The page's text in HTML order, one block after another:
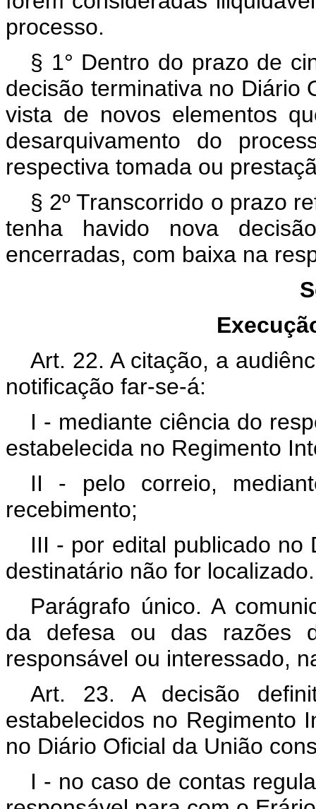
processo.
§ 1° Dentro do prazo de
decisão terminativa no Diário
vista de novos elementos
desarquivamento do
respectiva tomada ou
§ 2º Transcorrido o prazo
tenha havido nova
encerradas, com baixa na
Art. 22. A citação, a
notificação far-se-á:
I - mediante ciência do
estabelecida no Regimento
II - pelo correio,
recebimento;
III - por edital publicado no
destinatário não for localizado.
Parágrafo único. A
da defesa ou das razões
responsável ou interessado,
Art. 23. A decisão
estabelecidos no Regimento
no Diário Oficial da União
I - no caso de contas